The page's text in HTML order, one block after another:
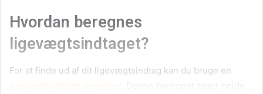
Hvordan beregnes
ligevægtsindtaget?
For at finde ud af dit ligevægtsindtag kan du bruge en